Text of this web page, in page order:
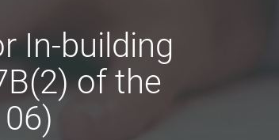
In-building
of the